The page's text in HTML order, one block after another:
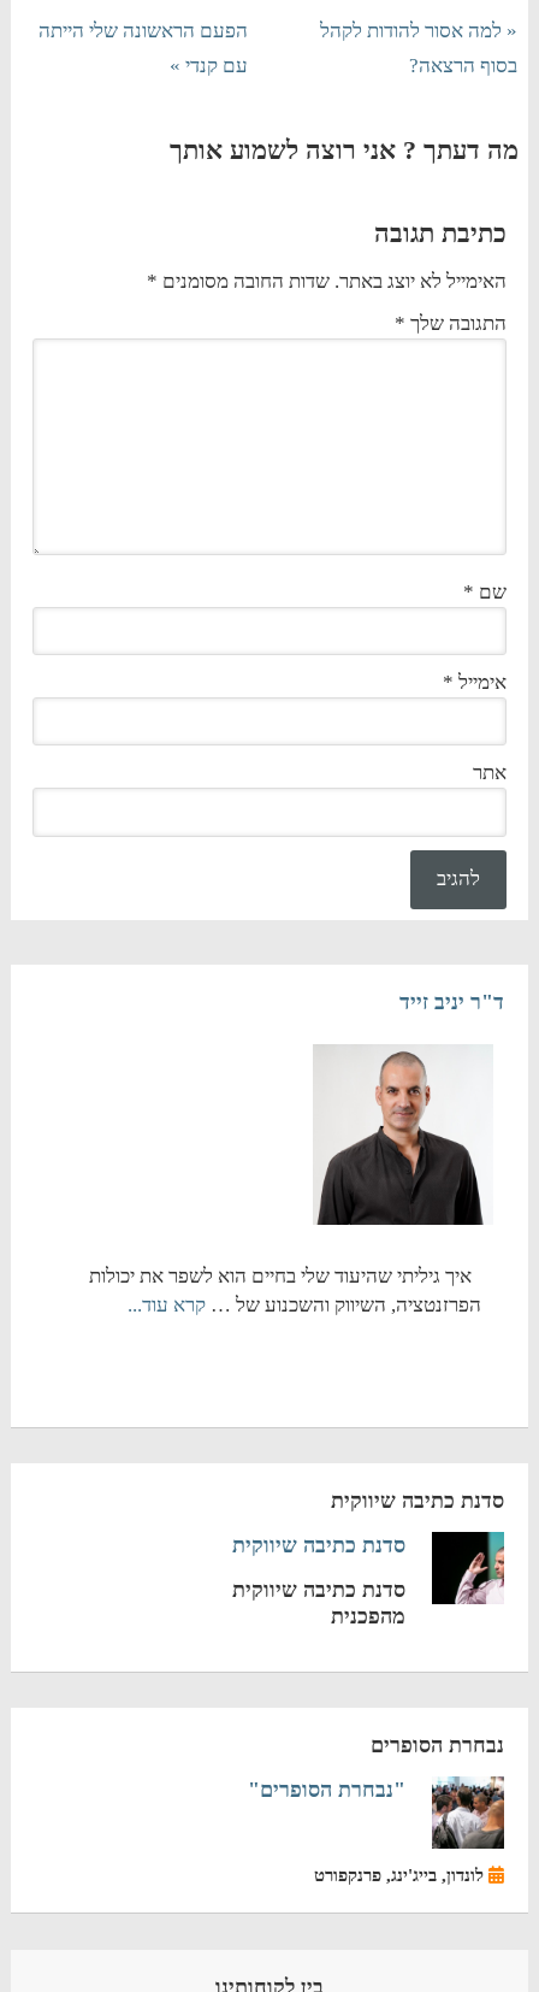
« למה אסור להודות לקהל
בסוף הרצאה?
הפעם הראשונה שלי הייתה
עם קנדי »
מה דעתך ? אני רוצה לשמוע אותך
כתיבת תגובה
האימייל לא יוצג באתר. שדות החובה מסומנים *
התגובה שלך *
שם *
אימייל *
אתר
ד"ר יניב זייד
איך גיליתי שהיעוד שלי בחיים הוא לשפר את יכולות
הפרזנטציה, השיווק והשכנוע של … קרא עוד...
סדנת כתיבה שיווקית
סדנת כתיבה שיווקית
סדנת כתיבה שיווקית
מהפכנית
נבחרת הסופרים
"נבחרת הסופרים"
לונדון, בייג'ינג, פרנקפורט
בין לקוחותינו